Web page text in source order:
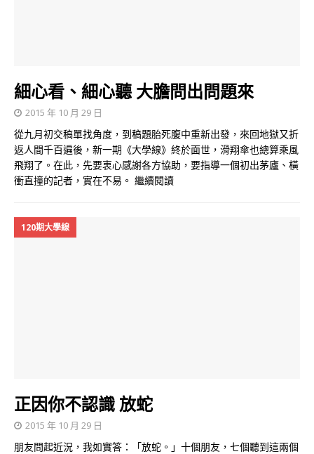
細心看、細心聽 大膽問出問題來
2015 年 10 月 29 日
從九月初交稿單找角度，到稿題胎死腹中重新出發，來回地獄又折
返人間千百遍後，新一期《大學線》終於面世，滑翔傘也總算乘風
飛翔了。在此，先要衷心感謝各方協助，要指導一個初出茅廬、橫
衝直撞的記者，實在不易。 繼續閱讀
120期大學線
正因你不認識 放蛇
2015 年 10 月 29 日
朋友問起近況，我如實答：「放蛇。」十個朋友，七個聽到這兩個